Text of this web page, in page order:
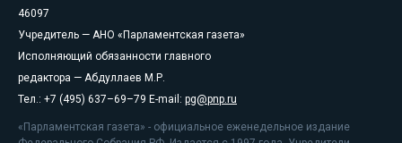
46097
Учредитель — АНО «Парламентская газета»
Исполняющий обязанности главного
редактора — Абдуллаев М.Р.
Тел.: +7 (495) 637–69–79 E-mail: pg@pnp.ru
«Парламентская газета» - официальное еженедельное издание